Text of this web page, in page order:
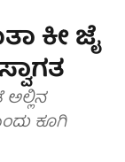
ಕೀ ಜೈ
ಕೂಗಿ